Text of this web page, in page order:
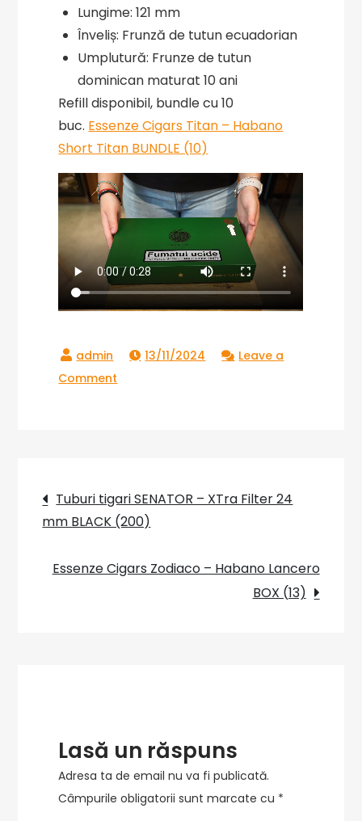
Lungime: 121 mm
Înveliș: Frunză de tutun ecuadorian
Umplutură: Frunze de tutun
dominican maturat 10 ani
Refill disponibil, bundle cu 10
buc. Essenze Cigars Titan – Habano
Short Titan BUNDLE (10)
13/11/2024
Leave a
Comment
Habano
Short
(10)
Navigare
în
articole
Tuburi tigari SENATOR – XTra Filter 24
mm BLACK (200)
Essenze Cigars Zodiaco – Habano Lancero
BOX (13)
Lasă un răspuns
Adresa ta de email nu va fi publicată.
Câmpurile obligatorii sunt marcate cu *